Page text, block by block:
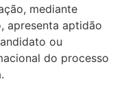
mediante
apresenta aptidão
ou
do processo